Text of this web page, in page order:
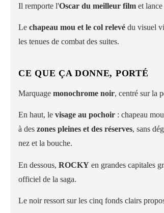
Il remporte l'Oscar du meilleur film et
Le chapeau mou et le col relevé du visuel
les tenues de combat des suites.
CE QUE ÇA DONNE, PORTÉ
Marquage monochrome noir, centré sur la
En haut, le visage au pochoir : chapeau
à des zones pleines et des réserves, sans
nez et la bouche.
En dessous, ROCKY en grandes capitales
officiel de la saga.
Le noir ressort sur les cinq fonds clairs